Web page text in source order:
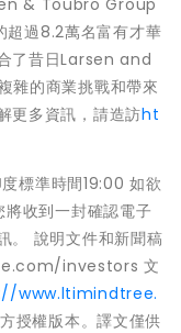
& Toubro Group
過8.2萬名富有才華
了昔日Larsen and
的商業挑戰和帶來
更多資訊，請造訪ht
標準時間19:00 如欲
收到一封確認電子
。 說明文件和新聞稿
investors 文
www.ltimindtree.
授權版本。譯文僅供